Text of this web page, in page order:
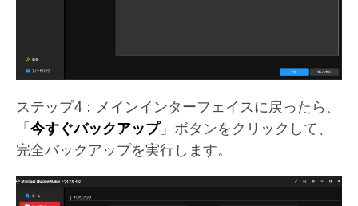
ステップ4：メインインターフェイスに戻ったら、
「 今すぐバックアップ」ボタンをクリックして、
完全バックアップを実行します。